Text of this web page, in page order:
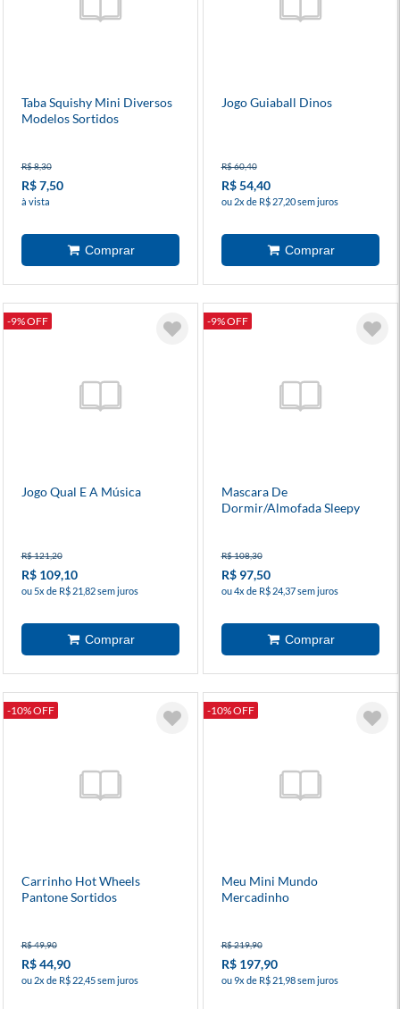
Taba Squishy Mini Diversos
Modelos Sortidos
R$ 8,30
R$ 7,50
à vista
Jogo Guiaball Dinos
R$ 60,40
R$ 54,40
ou 2x de R$ 27,20 sem juros
-9% OFF
Jogo Qual E A Música
R$ 121,20
R$ 109,10
ou 5x de R$ 21,82 sem juros
-9% OFF
Mascara De
Dormir/Almofada Sleepy
R$ 108,30
R$ 97,50
ou 4x de R$ 24,37 sem juros
-10% OFF
Carrinho Hot Wheels
Pantone Sortidos
R$ 49,90
R$ 44,90
ou 2x de R$ 22,45 sem juros
-10% OFF
Meu Mini Mundo
Mercadinho
R$ 219,90
R$ 197,90
ou 9x de R$ 21,98 sem juros